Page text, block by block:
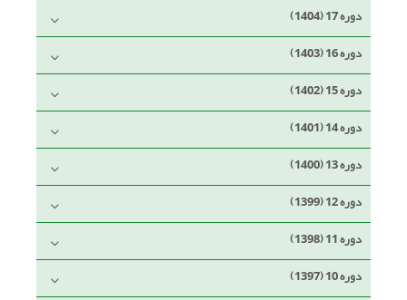
دوره 17 (1404)
دوره 16 (1403)
دوره 15 (1402)
دوره 14 (1401)
دوره 13 (1400)
دوره 12 (1399)
دوره 11 (1398)
دوره 10 (1397)